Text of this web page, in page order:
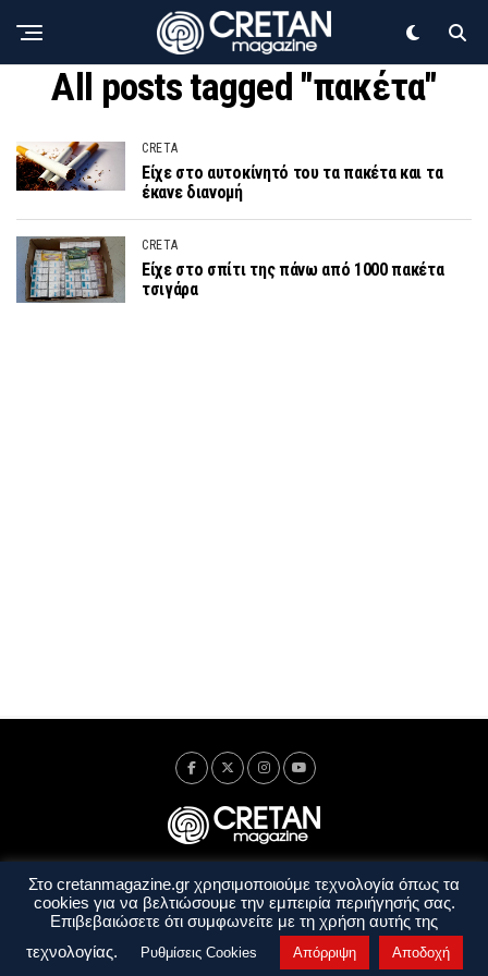
All posts tagged "πακέτα"
CRETA
Είχε στο αυτοκίνητό του τα πακέτα και τα
έκανε διανομή
CRETA
Είχε στο σπίτι της πάνω από 1000 πακέτα
τσιγάρα
Ταυτότητα Πολιτική Απορρήτου
Όροι Χρήσης
Όροι και Προϋποθέσεις
Στο cretanmagazine.gr χρησιμοποιούμε τεχνολογία όπως τα
cookies για να βελτιώσουμε την εμπειρία περιήγησής σας.
Επιβεβαιώσετε ότι συμφωνείτε με τη χρήση αυτής της
τεχνολογίας.
Ρυθμίσεις Cookies Απόρριψη Αποδοχή